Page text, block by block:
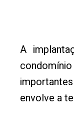
A
envolve a